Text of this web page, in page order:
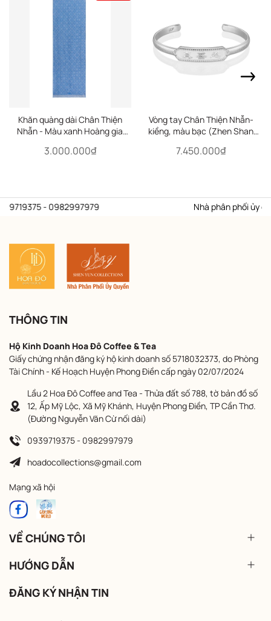
Khăn quàng dài Chân Thiện
Nhẫn - Màu xanh Hoàng gia
3.000.000₫
Vòng tay Chân Thiện Nhẫn-
kiềng, màu bạc (Zhen Shan
7.450.000₫
- 0982997979 Nhà phân phối ủy
THÔNG TIN
Hộ Kinh Doanh Hoa Đô Coffee & Tea
Giấy chứng nhận đăng ký hộ kinh doanh số 5718032373, do Phòng
Tài Chính - Kế Hoạch Huyện Phong Điền cấp ngày 02/07/2024
Lầu 2 Hoa Đô Coffee and Tea - Thửa đất số 788, tờ bản đồ số
12, Ấp Mỹ Lộc, Xã Mỹ Khánh, Huyện Phong Điền, TP Cần Thơ.
(Đường Nguyễn Văn Cừ nối dài)
0939719375 - 0982997979
hoadocollections@gmail.com
Mạng xã hội
VỀ CHÚNG TÔI
HƯỚNG DẪN
ĐĂNG KÝ NHẬN TIN